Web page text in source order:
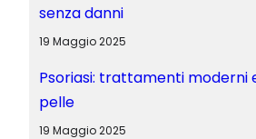
senza danni
19 Maggio 2025
Psoriasi: trattamenti moderni
pelle
19 Maggio 2025